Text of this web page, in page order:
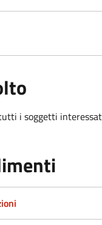
i soggetti